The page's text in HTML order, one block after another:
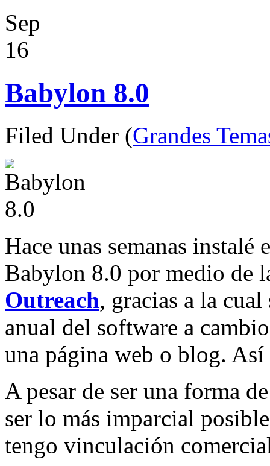
Sep
16
Babylon 8.0
Filed Under (Grandes
Hace unas semanas
Babylon 8.0 por medio de
Outreach, gracias a la
anual del software a
una página web o blog.
A pesar de ser una forma
ser lo más imparcial
tengo vinculación